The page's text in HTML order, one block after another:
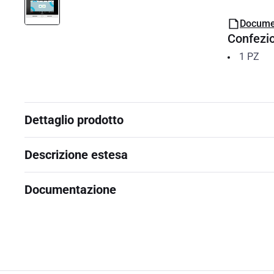
1 PZ
Dettaglio prodotto
Descrizione estesa
Documentazione